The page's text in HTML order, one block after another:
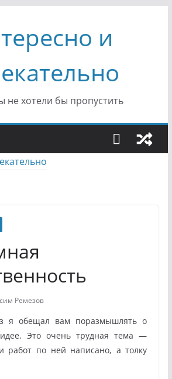
и
не хотели бы пропустить
Ремезов
я обещал вам поразмышлять о
Это очень трудная тема —
работ по ней написано, а толку